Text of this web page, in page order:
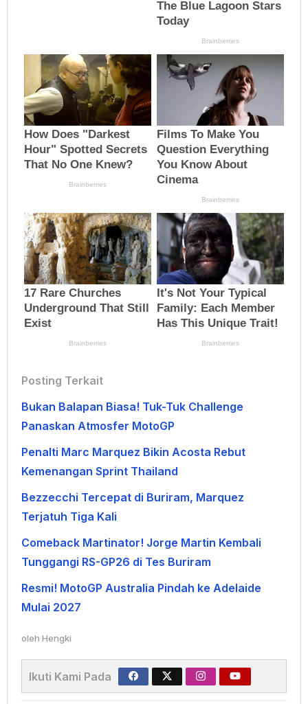
Posting Terkait
Bukan Balapan Biasa! Tuk-Tuk Challenge
Panaskan Atmosfer MotoGP
Penalti Marc Marquez Bikin Acosta Rebut
Kemenangan Sprint Thailand
Bezzecchi Tercepat di Buriram, Marquez
Terjatuh Tiga Kali
Comeback Martinator! Jorge Martin Kembali
Tunggangi RS-GP26 di Tes Buriram
Resmi! MotoGP Australia Pindah ke Adelaide
Mulai 2027
oleh Hengki
Ikuti Kami Pada